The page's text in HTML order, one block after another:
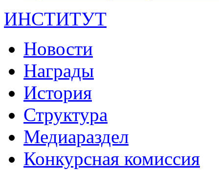
ИНСТИТУТ
Новости
Награды
История
Структура
Медиараздел
Конкурсная комиссия